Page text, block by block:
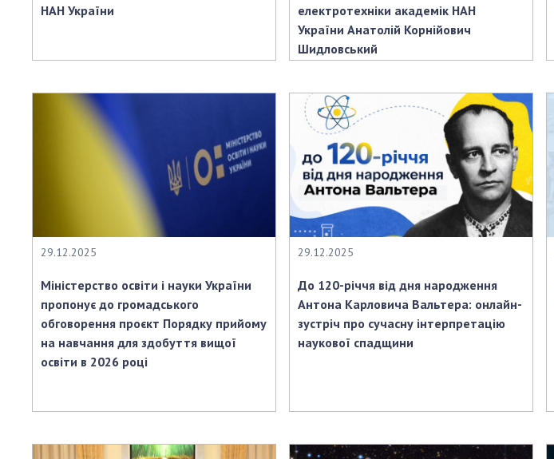
НАН України
електротехніки академік НАН
України Анатолій Корнійович
Шидловський
29.12.2025
Міністерство освіти і науки України
пропонує до громадського
обговорення проєкт Порядку прийому
на навчання для здобуття вищої
освіти в 2026 році
29.12.2025
До 120-річчя від дня народження
Антона Карловича Вальтера: онлайн-
зустріч про сучасну інтерпретацію
наукової спадщини